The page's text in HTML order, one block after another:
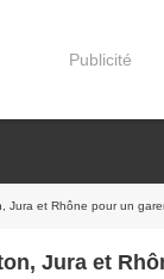
Publicité
et Rhône pour un
Jura et